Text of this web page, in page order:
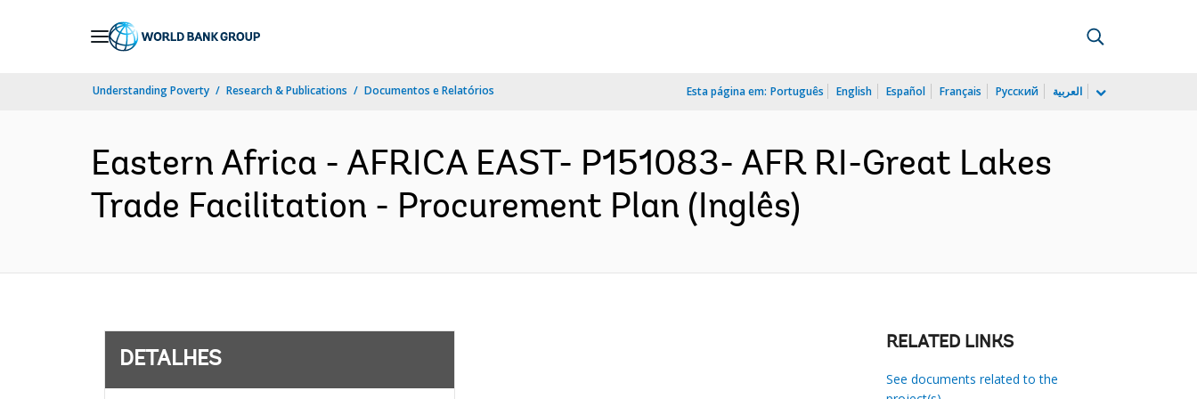
Understanding Poverty Research & Publications Documentos e Relatórios Esta página em: Português English Español Français Русский العربية
Eastern Africa - AFRICA EAST- P151083- AFR RI-Great Lakes
Trade Facilitation - Procurement Plan (Inglês)
DETALHES
RELATED LINKS
See documents related to the